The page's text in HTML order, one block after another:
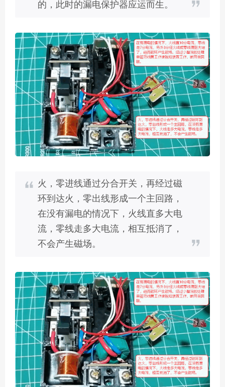
的，此时的漏电保护器应运而生。
火，零进线通过分合开关，再经过磁
环到达火，零出线形成一个主回路，
在没有漏电的情况下，火线直多大电
流，零线走多大电流，相互抵消了，
不会产生磁场。